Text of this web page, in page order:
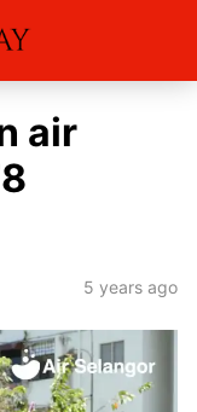
air
5 years ago